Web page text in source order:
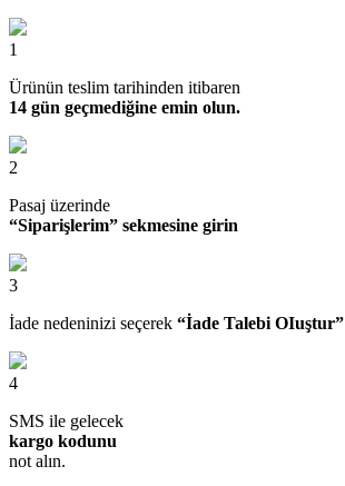
1
Ürünün teslim tarihinden itibaren
14 gün geçmediğine emin olun.
2
Pasaj üzerinde
“Siparişlerim” sekmesine girin
3
İade nedeninizi seçerek “İade Talebi OIuştur”
4
SMS ile gelecek
kargo kodunu
not alın.